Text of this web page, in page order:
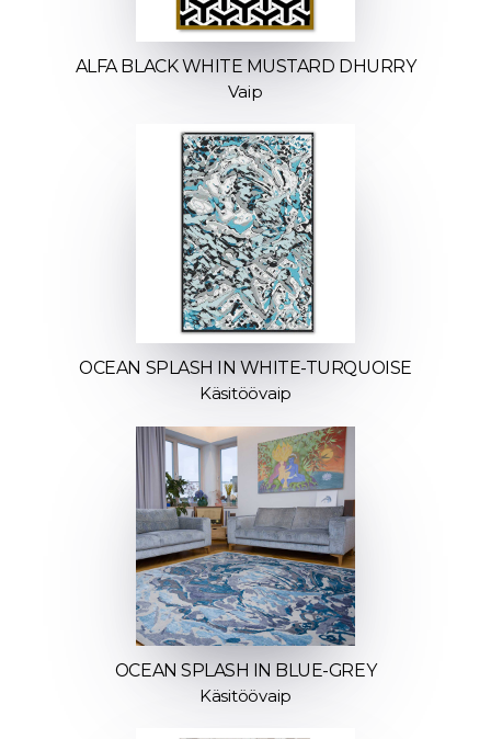
ALFA BLACK WHITE MUSTARD DHURRY
Vaip
OCEAN SPLASH IN WHITE-TURQUOISE
Käsitöövaip
OCEAN SPLASH IN BLUE-GREY
Käsitöövaip